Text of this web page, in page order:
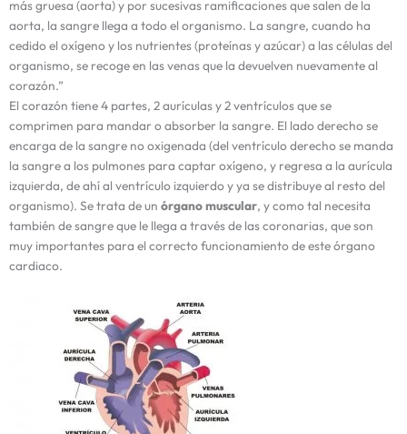
más gruesa (aorta) y por sucesivas ramificaciones que salen de la
aorta, la sangre llega a todo el organismo. La sangre, cuando ha
cedido el oxígeno y los nutrientes (proteínas y azúcar) a las células del
organismo, se recoge en las venas que la devuelven nuevamente al
corazón.”
El corazón tiene 4 partes, 2 aurículas y 2 ventrículos que se
comprimen para mandar o absorber la sangre. El lado derecho se
encarga de la sangre no oxigenada (del ventrículo derecho se manda
la sangre a los pulmones para captar oxígeno, y regresa a la aurícula
izquierda, de ahí al ventrículo izquierdo y ya se distribuye al resto del
organismo). Se trata de un órgano muscular, y como tal necesita
también de sangre que le llega a través de las coronarias, que son
muy importantes para el correcto funcionamiento de este órgano
cardiaco.